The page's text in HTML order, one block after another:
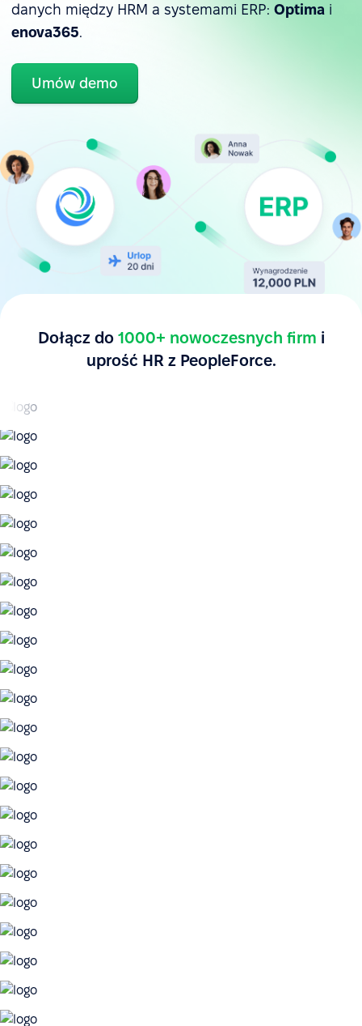
danych między HRM a systemami ERP: Optima i
enova365.
Umów demo
Dołącz do 1000+ nowoczesnych firm i
uprość HR z PeopleForce.